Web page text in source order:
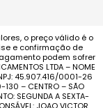
o preço válido é o
e confirmação de
podem sofrer
LTDA – NOME
45.907.416/0001-26
130 – CENTRO – SÃO
SEGUNDA A SEXTA-